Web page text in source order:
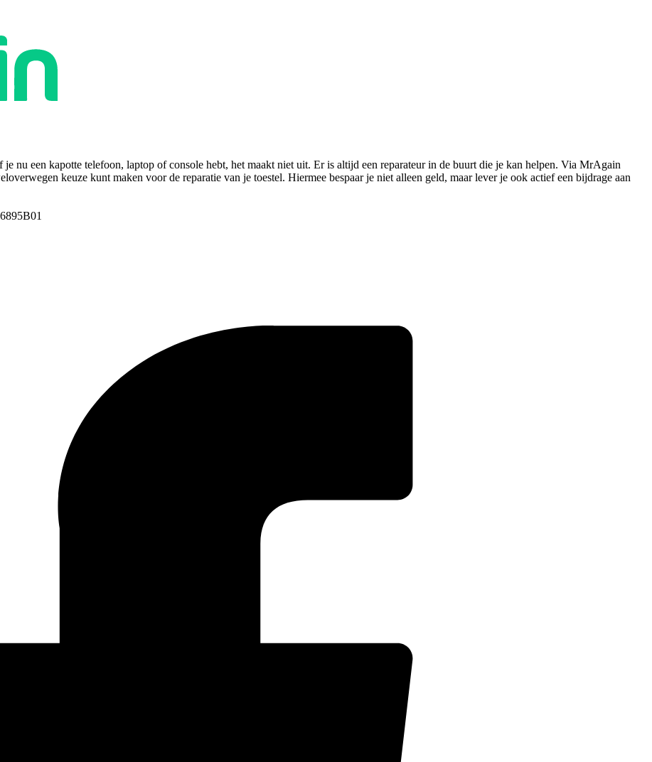
nu een kapotte telefoon, laptop of console hebt, het maakt niet uit. Er is altijd een reparateur in de buurt die je kan helpen. Via MrAgain
keuze kunt maken voor de reparatie van je toestel. Hiermee bespaar je niet alleen geld, maar lever je ook actief een bijdrage aan